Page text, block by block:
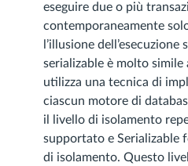
eseguire due o più
contemporaneamente
l’illusione
serializable è molto simile
utilizza una tecnica di
ciascun motore di
il livello di isolamento
supportato e Serializable
di isolamento. Questo